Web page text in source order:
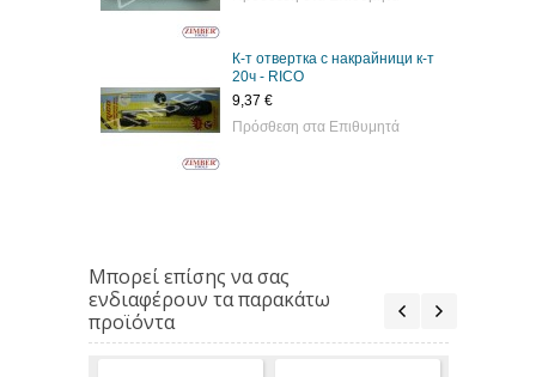
К-т отвертка с накрайници к-т
20ч - RICO
9,37 €
Πρόσθεση στα Επιθυμητά
Μπορεί επίσης να σας
ενδιαφέρουν τα παρακάτω
προϊόντα